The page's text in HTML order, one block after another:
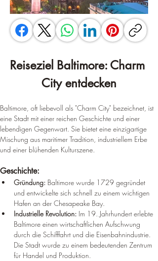
Reiseziel Baltimore: Charm
City entdecken
Baltimore, oft liebevoll als "Charm City" bezeichnet, ist
eine Stadt mit einer reichen Geschichte und einer
lebendigen Gegenwart. Sie bietet eine einzigartige
Mischung aus maritimer Tradition, industriellem Erbe
und einer blühenden Kulturszene.
Geschichte:
Gründung: Baltimore wurde 1729 gegründet
und entwickelte sich schnell zu einem wichtigen
Hafen an der Chesapeake Bay.
Industrielle Revolution: Im 19. Jahrhundert erlebte
Baltimore einen wirtschaftlichen Aufschwung
durch die Schifffahrt und die Eisenbahnindustrie.
Die Stadt wurde zu einem bedeutenden Zentrum
für Handel und Produktion.